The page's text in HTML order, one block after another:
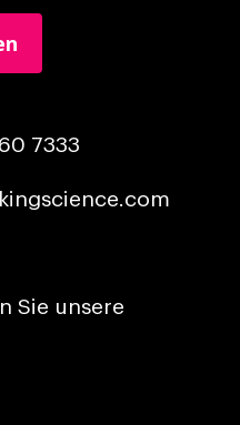
7333​
Sie unsere